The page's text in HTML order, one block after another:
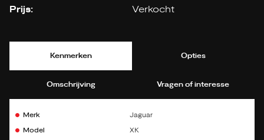
Prijs: Verkocht
Kenmerken Opties
Omschrijving Vragen of interesse
Merk Jaguar
Model XK